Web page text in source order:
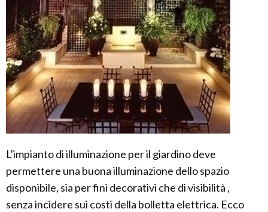
L’impianto di illuminazione per il giardino deve
permettere una buona illuminazione dello spazio
disponibile, sia per fini decorativi che di visibilità ,
senza incidere sui costi della bolletta elettrica. Ecco